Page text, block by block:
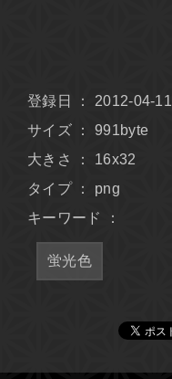
登録日 ： 2012-04-11
サイズ ： 991byte
大きさ ： 16x32
タイプ ： png
キーワード ：
蛍光色